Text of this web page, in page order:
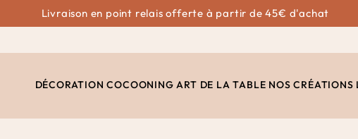
Livraison en point relais offerte à partir de 45€ d'achat
DÉCORATION COCOONING ART DE LA TABLE NOS CRÉATIONS